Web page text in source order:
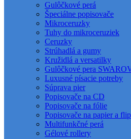
Gulôčkové perá
Špeciálne popisovače
Mikroceruzky
Tuhy do mikroceruziek
Ceruzky
Strúhadlá a gumy
Kružidlá a versatilky
Gulôčkové pera
Luxusné písacie potreby
Súprava pier
Popisovače na CD
Popisovače na fólie
Popisovače na papier a flip
Multifunkčné perá
Gélové rollery